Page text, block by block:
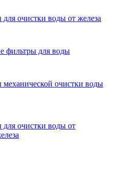
очистки воды от железа
фильтры для воды
очистки воды
очистки воды от